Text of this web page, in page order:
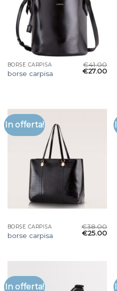
BORSE CARPISA
borse carpisa
€41.00
€27.00
In offerta!
BORSE CARPISA
borse carpisa
€38.00
€25.00
In offerta!